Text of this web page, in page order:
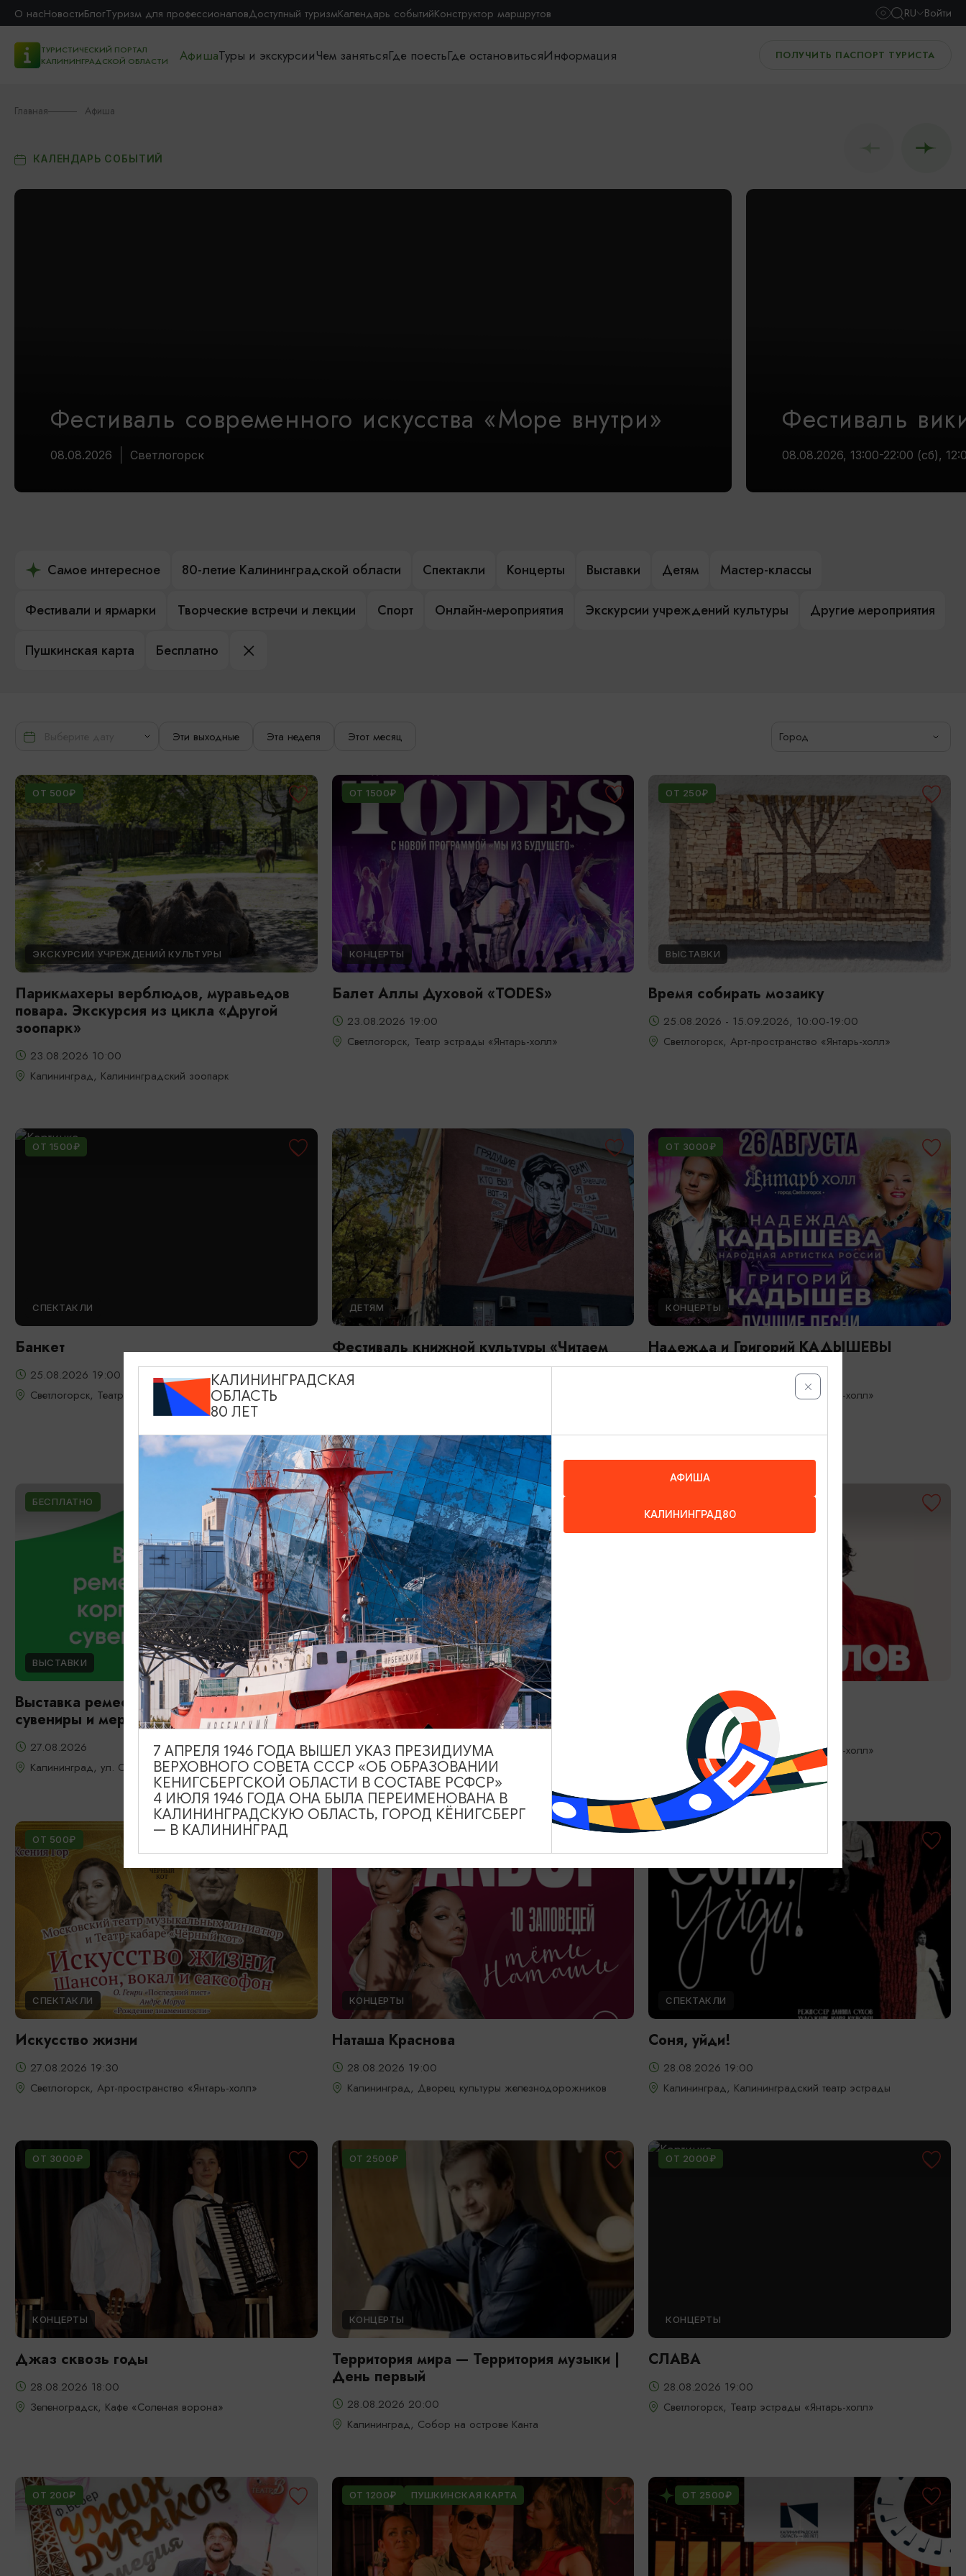
О насНовостиБлогТуризм для профессионаловДоступный туризмКалендарь событийКонструктор маршрутов RU Войти
ТУРИСТИЧЕСКИЙ ПОРТАЛ
КАЛИНИНГРАДСКОЙ ОБЛАСТИ
АфишаТуры и экскурсииЧем занятьсяГде поестьГде остановитьсяИнформация ПОЛУЧИТЬ ПАСПОРТ ТУРИСТА
Главная Афиша
КАЛЕНДАРЬ СОБЫТИЙ
Фестиваль современного искусства «Море внутри»
08.08.2026 Светлогорск
Фестиваль
08.08.2026, 13:00-22:00 (сб),
Самое интересное 80-летие Калининградской области Спектакли Концерты Выставки Детям Мастер-классы
Фестивали и ярмарки Творческие встречи и лекции Спорт Онлайн-мероприятия Экскурсии учреждений культуры Другие мероприятия
Пушкинская карта Бесплатно
Эти выходные Эта неделя Этот месяц Город
ОТ 500₽
ЭКСКУРСИИ УЧРЕЖДЕНИЙ КУЛЬТУРЫ
Парикмахеры верблюдов, муравьедов
повара. Экскурсия из цикла «Другой
зоопарк»
23.08.2026 10:00
Калининград, Калининградский зоопарк
ОТ 1500₽
КОНЦЕРТЫ
Балет Аллы Духовой «TODES»
23.08.2026 19:00
Светлогорск, Театр эстрады «Янтарь-холл»
ОТ 250₽
ВЫСТАВКИ
Время собирать мозаику
25.08.2026 - 15.09.2026, 10:00-19:00
Светлогорск, Арт-пространство «Янтарь-холл»
ОТ 1500₽
СПЕКТАКЛИ
Банкет
25.08.2026 19:00
Светлогорск, Театр эстрады «Янтарь-холл»
ДЕТЯМ
Фестиваль книжной культуры «Читаем
вместе»
библиотека им. В. Маяковского
ОТ 3000₽
КОНЦЕРТЫ
Надежда и Григорий КАДЫШЕВЫ
Светлогорск, Театр эстрады «Янтарь-холл»
БЕСПЛАТНО
ВЫСТАВКИ
Выставка ремесленников: корпоративные
сувениры и мерч
27.08.2026
Калининград, ул. Октябрьская, д. 8
БЕСПЛАТНО
ДРУГИЕ МЕРОПРИЯТИЯ
День Российского кино
27.08.2026
Калининград, Калининградский областной музей
изобразительных искусств
Стас Михайлов
27.08.2026 19:00
Светлогорск, Театр эстрады «Янтарь-холл»
ОТ 500₽
СПЕКТАКЛИ
Искусство жизни
27.08.2026 19:30
Светлогорск, Арт-пространство «Янтарь-холл»
КОНЦЕРТЫ
Наташа Краснова
28.08.2026 19:00
Калининград, Дворец культуры железнодорожников
СПЕКТАКЛИ
Соня, уйди!
28.08.2026 19:00
Калининград, Калининградский театр эстрады
ОТ 3000₽
КОНЦЕРТЫ
Джаз сквозь годы
28.08.2026 18:00
Зеленоградск, Кафе «Соленая ворона»
ОТ 2500₽
КОНЦЕРТЫ
Территория мира — Территория музыки |
День первый
28.08.2026 20:00
Калининград, Собор на острове Канта
ОТ 2000₽
КОНЦЕРТЫ
СЛАВА
28.08.2026 19:00
Светлогорск, Театр эстрады «Янтарь-холл»
ОТ 200₽ ОТ 1200₽ ПУШКИНСКАЯ КАРТА ОТ 2500₽
КАЛИНИНГРАДСКАЯ
ОБЛАСТЬ
80 ЛЕТ
АФИША
КАЛИНИНГРАД80
7 АПРЕЛЯ 1946 ГОДА ВЫШЕЛ УКАЗ ПРЕЗИДИУМА
ВЕРХОВНОГО СОВЕТА СССР «ОБ ОБРАЗОВАНИИ
КЕНИГСБЕРГСКОЙ ОБЛАСТИ В СОСТАВЕ РСФСР»
4 ИЮЛЯ 1946 ГОДА ОНА БЫЛА ПЕРЕИМЕНОВАНА В
КАЛИНИНГРАДСКУЮ ОБЛАСТЬ, ГОРОД КЁНИГСБЕРГ
— В КАЛИНИНГРАД